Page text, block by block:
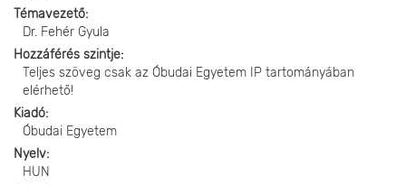
Témavezető
Dr. Fehér Gyula
Hozzáférés szintje
Teljes szöveg csak az Óbudai Egyetem IP tartományában
elérhető!
Kiadó
Óbudai Egyetem
Nyelv
HUN